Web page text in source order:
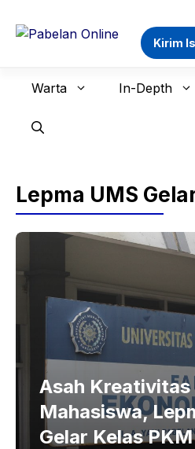
Kirim
Warta In-Depth
Lepma UMS
Asah Kreativitas
Mahasiswa,
Gelar Kelas PKM